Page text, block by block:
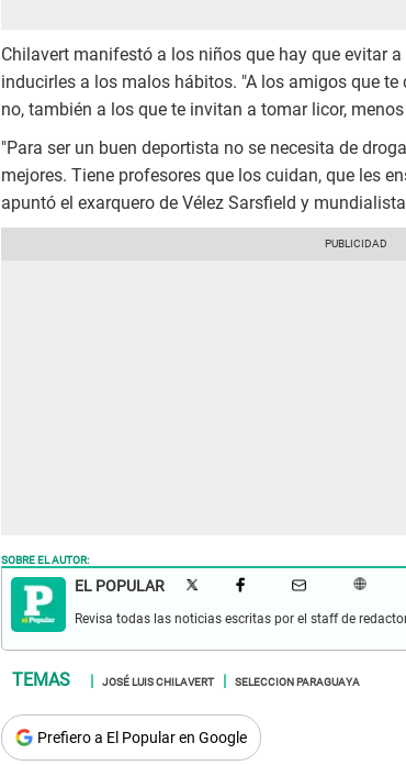
Chilavert manifestó a los niños que hay que evitar
inducirles a los malos hábitos. "A los amigos que
no, también a los que te invitan a tomar licor,
"Para ser un buen deportista no se necesita de
mejores. Tiene profesores que los cuidan, que les
apuntó el exarquero de Vélez Sarsfield y
SOBRE EL AUTOR:
EL POPULAR
Revisa todas las noticias escritas por el staff de
JOSÉ LUIS CHILAVERT SELECCION PARAGUAYA
Prefiero a El Popular en Google